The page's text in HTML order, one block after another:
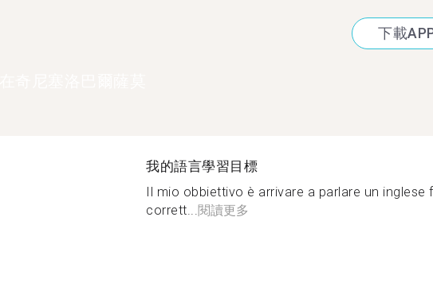
下載
我的語言學習目標
Il mio obbiettivo è arrivare a parlare un inglese
corrett... 閱讀更多